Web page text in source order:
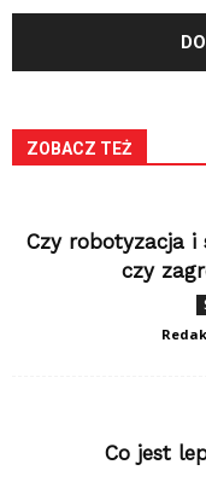
ZOBACZ TEŻ
Czy robotyzacja i
czy
Co jest